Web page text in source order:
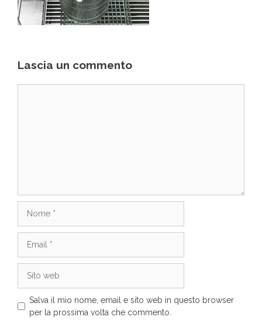
Lascia un commento
web
Salva il mio nome, email e sito web in questo browser
per la prossima volta che commento.